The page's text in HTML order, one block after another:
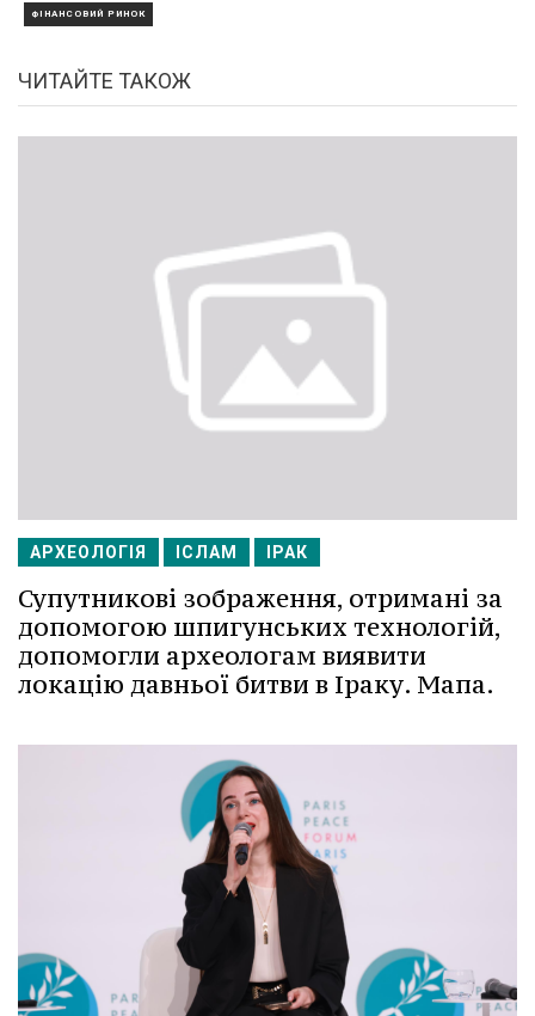
ФІНАНСОВИЙ РИНОК
ЧИТАЙТЕ ТАКОЖ
АРХЕОЛОГІЯ ІСЛАМ ІРАК
Супутникові зображення, отримані за
допомогою шпигунських технологій,
допомогли археологам виявити
локацію давньої битви в Іраку. Мапа.